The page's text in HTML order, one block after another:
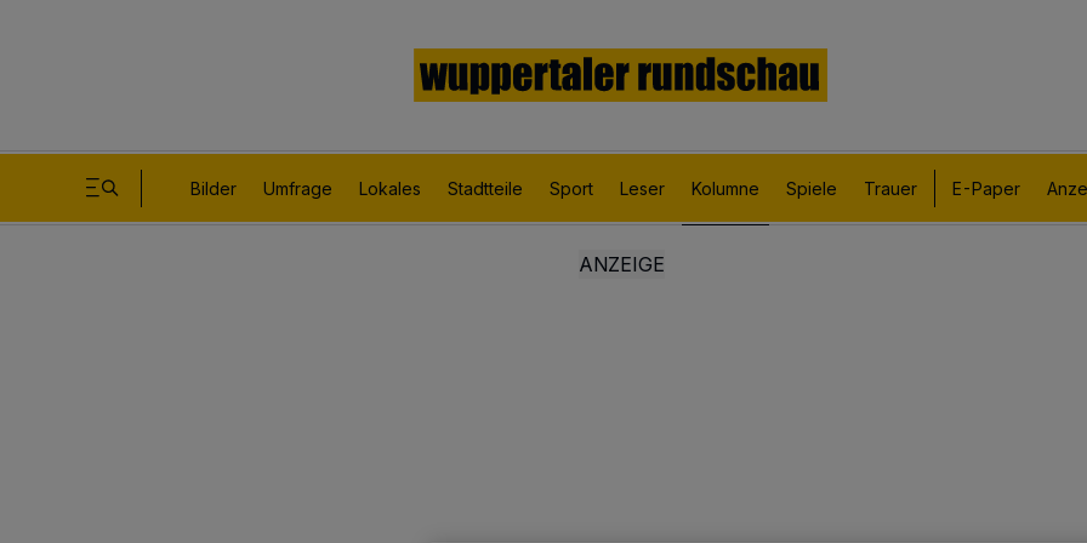
Bilder Umfrage Lokales Stadtteile Sport Leser Kolumne Spiele Trauer E-Paper